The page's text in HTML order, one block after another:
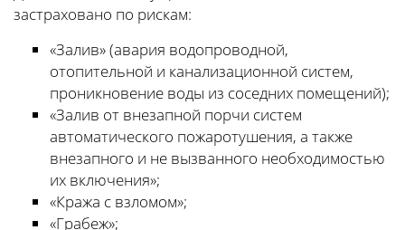
застраховано по рискам:
«Залив» (авария водопроводной,
отопительной и канализационной систем,
проникновение воды из соседних помещений);
«Залив от внезапной порчи систем
автоматического пожаротушения, а также
внезапного и не вызванного необходимостью
их включения»;
«Кража с взломом»;
«Грабеж»;